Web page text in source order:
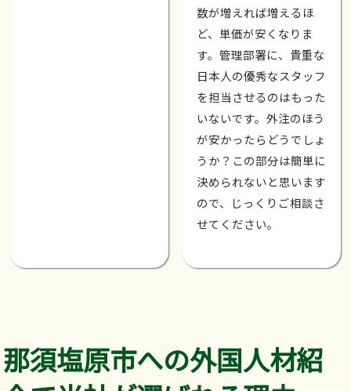
数が増えれば増えるほ
ど、単価が安くなりま
す。管理部署に、貴重な
日本人の優秀なスタッフ
を担当させるのはもった
いないです。外注のほう
が安かったらどうでしょ
うか？この部分は簡単に
決められないと思います
ので、じっくりご相談さ
せてください。
那須塩原市への外国人材紹